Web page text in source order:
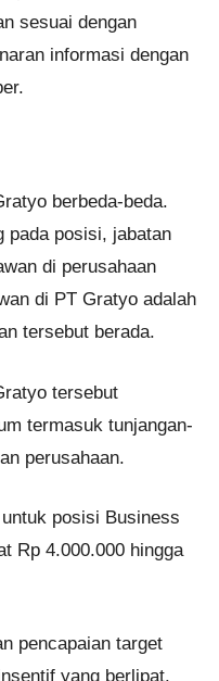
sesuai dengan
informasi dengan
berbeda-beda.
pada posisi, jabatan
di perusahaan
di PT Gratyo adalah
tersebut berada.
tersebut
termasuk tunjangan-
perusahaan.
posisi Business
Rp 4.000.000 hingga
pencapaian target
yang berlipat.